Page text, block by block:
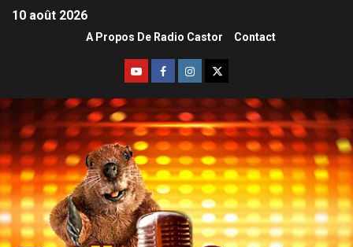
10 août 2026
A Propos De Radio Castor Contact